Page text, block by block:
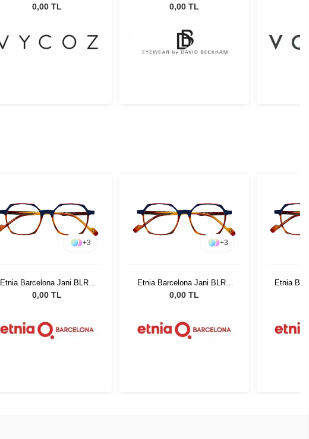
CRT 48-22
0,00 TL 0,00 TL
+3
Etnia Barcelona Jani BLRD
50
0,00 TL
+3
Etnia Barcelona Jani BLRD
50
0,00 TL
Etnia